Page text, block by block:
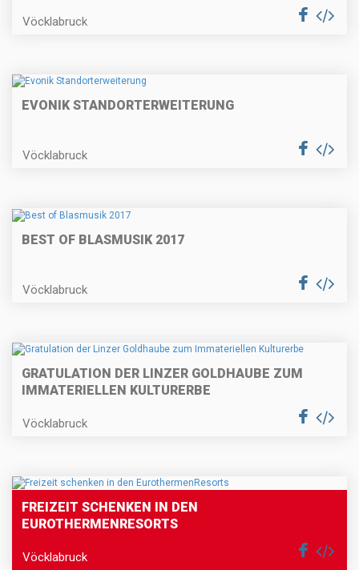
Vöcklabruck
EVONIK STANDORTERWEITERUNG
Vöcklabruck
BEST OF BLASMUSIK 2017
Vöcklabruck
GRATULATION DER LINZER GOLDHAUBE ZUM
IMMATERIELLEN KULTURERBE
Vöcklabruck
FREIZEIT SCHENKEN IN DEN
EUROTHERMENRESORTS
Vöcklabruck